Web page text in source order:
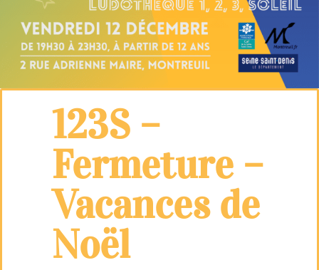
123S –
Fermeture –
Vacances de
Noël